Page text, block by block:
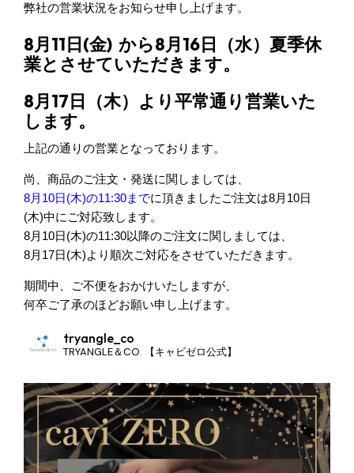
弊社の営業状況をお知らせ申し上げます。
8月11日(金) から8月16日（水）夏季休
業とさせていただきます。
8月17日（木） より平常通り営業いた
します。
上記の通りの営業となっております。
尚、商品のご注文・発送に関しましては、
8月10日(木)の11:30までに頂きましたご注文は8月10日
(木)中にご対応致します。
8月10日(木)の11:30以降のご注文に関しましては、
8月17日(木)より順次ご対応をさせていただきます。
期間中、ご不便をおかけいたしますが、
何卒ご了承のほどお願い申し上げます。
tryangle_co
TRYANGLE＆CO. 【キャビゼロ公式】